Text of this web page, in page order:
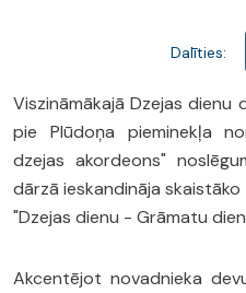
Dalīties:
Viszināmākajā Dzejas dienu
pie Plūdoņa pieminekļa
dzejas akordeons"
dārzā ieskandināja
"Dzejas dienu - Grāmatu
Akcentējot novadnieka